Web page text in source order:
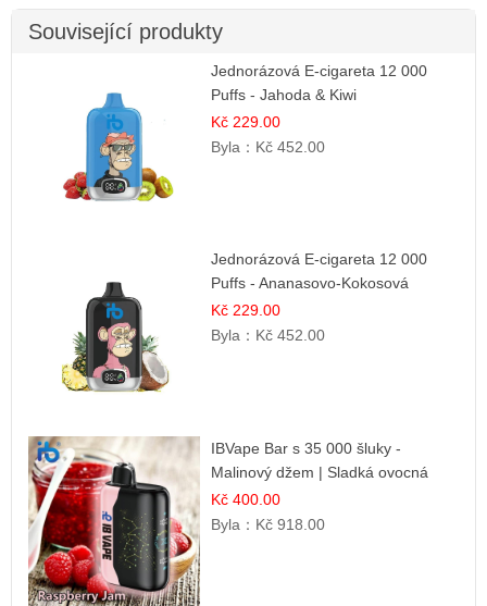
Související produkty
Jednorázová E-cigareta 12 000
Puffs - Jahoda & Kiwi
Kč 229.00
Byla： Kč 452.00
Jednorázová E-cigareta 12 000
Puffs - Ananasovo-Kokosová
Zmrzlina | Tropický dezert
Kč 229.00
Byla： Kč 452.00
IBVape Bar s 35 000 šluky -
Malinový džem | Sladká ovocná
příchuť
Kč 400.00
Byla： Kč 918.00